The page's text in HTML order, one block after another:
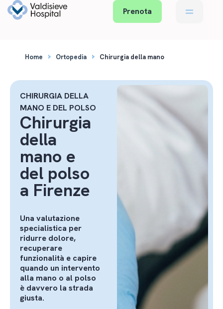
Prenota
Home › Ortopedia › Chirurgia della mano
CHIRURGIA DELLA
MANO E DEL POLSO
Chirurgia
della
mano e
del polso
a Firenze
Una valutazione
specialistica per
ridurre dolore,
recuperare
funzionalità e capire
quando un intervento
alla mano o al polso
è davvero la strada
giusta.